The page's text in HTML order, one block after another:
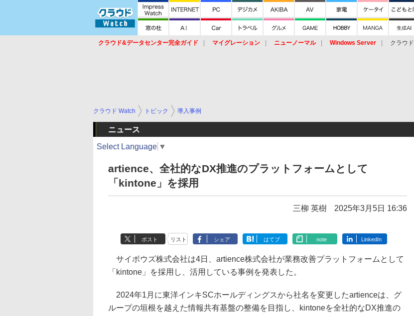
クラウド&データセンター完全ガイド マイグレーション ニューノーマル Windows Server クラウド
クラウド Watch トピック 導入事例
ニュース
Select Language ▼
artience、全社的なDX推進のプラットフォームとして
「kintone」を採用
三柳 英樹 2025年3月5日 16:36
ポスト リスト シェア はてブ note LinkedIn
サイボウズ株式会社は4日、artience株式会社が業務改善プラットフォームとして
「kintone」を採用し、活用している事例を発表した。
2024年1月に東洋インキSCホールディングスから社名を変更したartienceは、グ
ループの垣根を越えた情報共有基盤の整備を目指し、kintoneを全社的なDX推進の